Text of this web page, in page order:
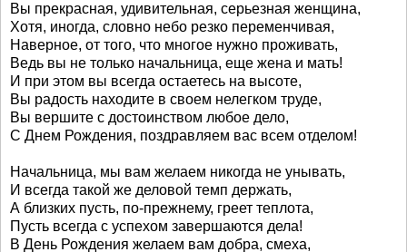
Вы прекрасная, удивительная, серьезная женщина,
Хотя, иногда, словно небо резко переменчивая,
Наверное, от того, что многое нужно проживать,
Ведь вы не только начальница, еще жена и мать!
И при этом вы всегда остаетесь на высоте,
Вы радость находите в своем нелегком труде,
Вы вершите с достоинством любое дело,
С Днем Рождения, поздравляем вас всем отделом!
Начальница, мы вам желаем никогда не унывать,
И всегда такой же деловой темп держать,
А близких пусть, по-прежнему, греет теплота,
Пусть всегда с успехом завершаются дела!
В День Рождения желаем вам добра, смеха,